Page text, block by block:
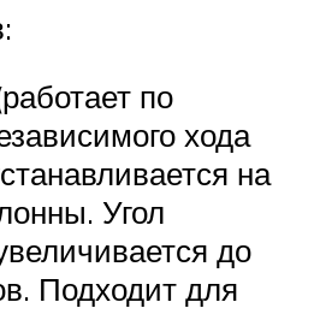
по
хода
на
Угол
до
Подходит для